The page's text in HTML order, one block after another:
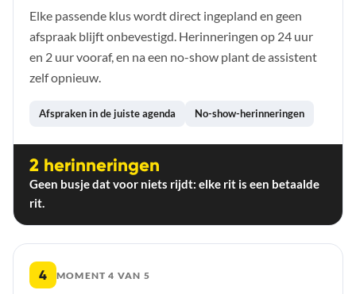
Elke passende klus wordt direct ingepland en geen
afspraak blijft onbevestigd. Herinneringen op 24 uur
en 2 uur vooraf, en na een no-show plant de assistent
zelf opnieuw.
Afspraken in de juiste agenda No-show-herinneringen
2 herinneringen
Geen busje dat voor niets rijdt: elke rit is een betaalde
rit.
4 MOMENT 4 VAN 5